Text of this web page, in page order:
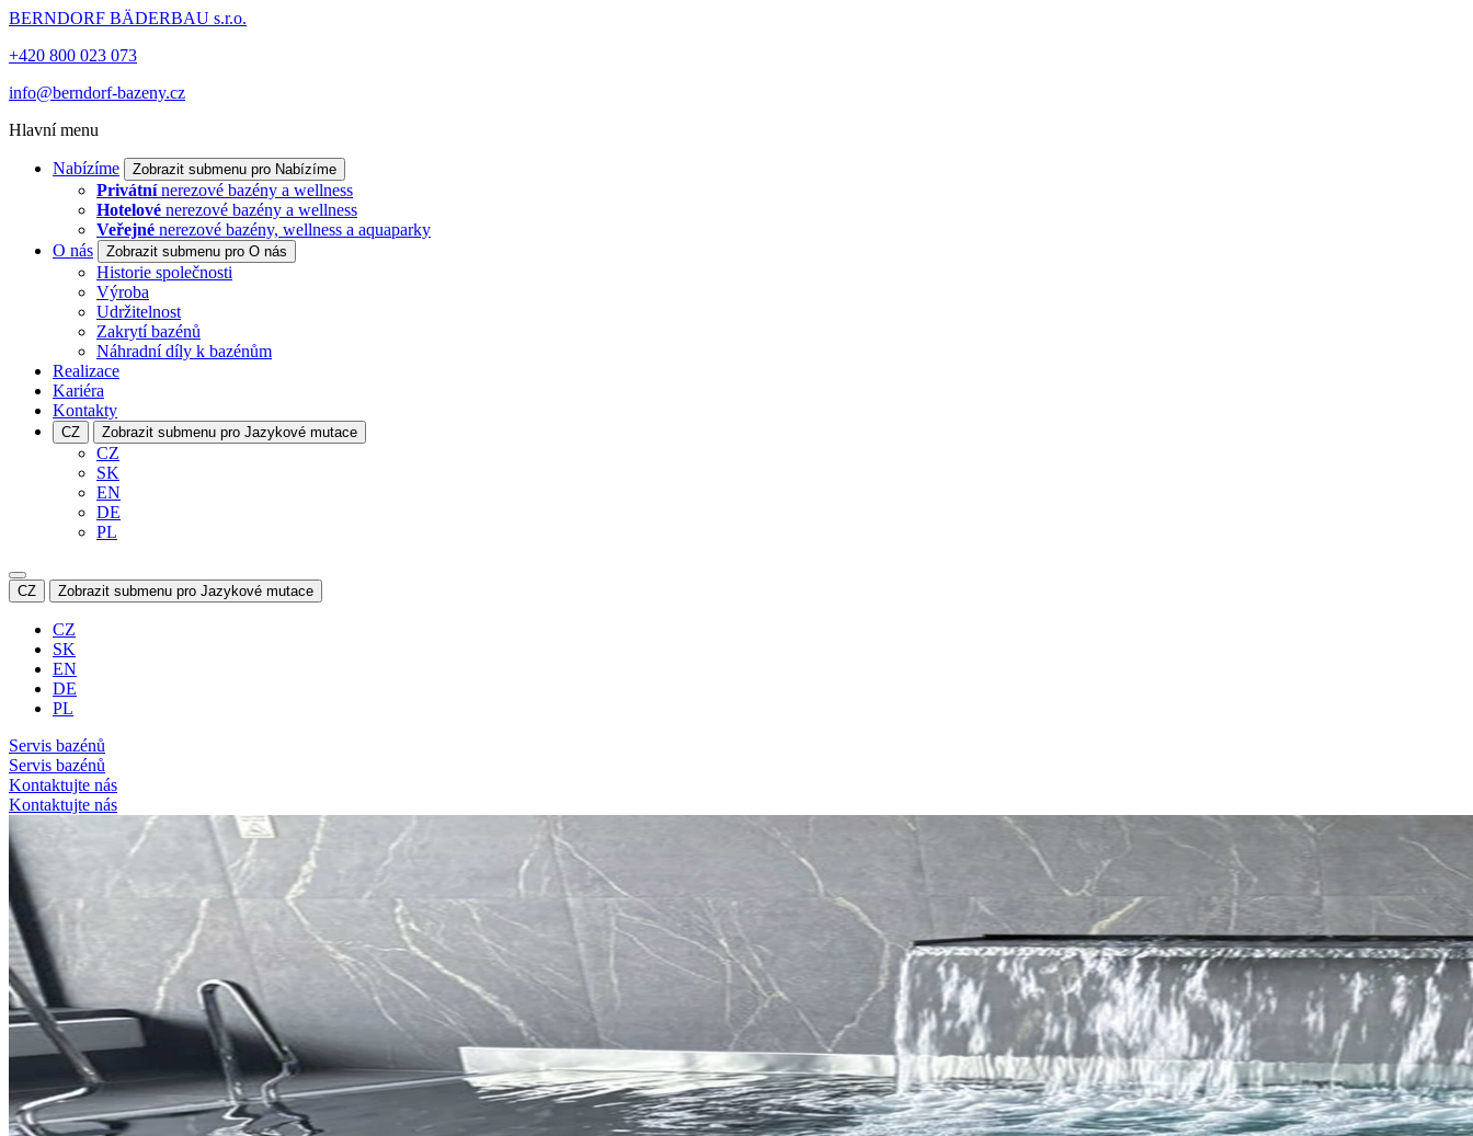
BERNDORF BÄDERBAU s.r.o.
+420 800 023 073
info@berndorf-bazeny.cz
Hlavní menu
Nabízíme Zobrazit submenu pro Nabízíme
Privátnínerezové bazény a wellness
Hotelové nerezové bazény a wellness
Veřejné nerezové bazény, wellness a aquaparky
O nás
Zobrazit submenu pro O nás
Historie společnosti
Výroba
Udržitelnost
Zakrytí bazénů
Náhradní díly k bazénům
Realizace
Kariéra
Kontakty
CZ Zobrazit submenu pro Jazykové mutace
CZ
SK
EN
DE
PL
CZ Zobrazit submenu pro Jazykové mutace
CZ
SK
EN
DE
PL
Servis bazénů
Servis bazénů
Kontaktujte nás
Kontaktujte nás